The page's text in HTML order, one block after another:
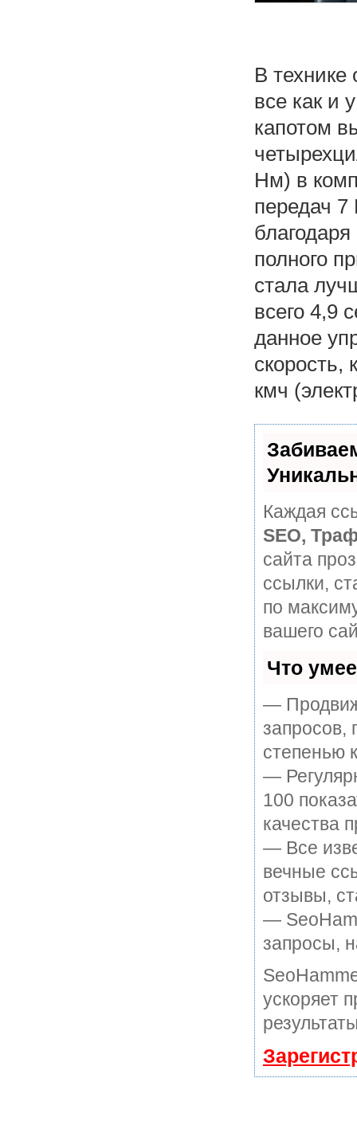
В технике
все как и
капотом
Нм) в
передач
полного
стала
всего 4,9
данное
скорость,
кмч
Каждая
SEO,
сайта
ссылки,
по
вашего
Что
—
запросов,
степенью
—
100
качества
— Все
вечные
отзывы,
—
запросы,
ускоряет